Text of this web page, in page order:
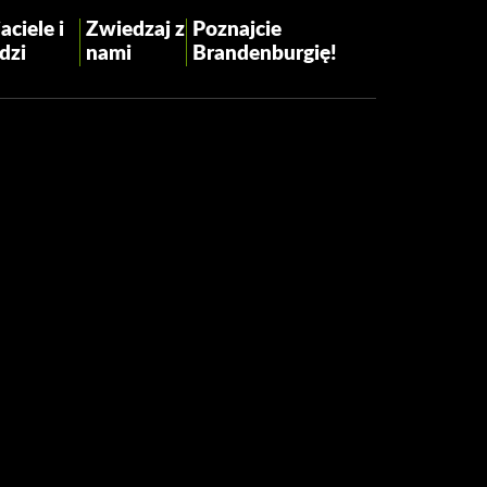
i
Zwiedzaj z
nami
Poznajcie
Brandenburgię!